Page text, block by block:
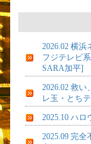
2026.02 横浜
フジテレビ
SARA加平]
2026.02 救
レ玉・とち
2025.10 ハロ
2025.09 完